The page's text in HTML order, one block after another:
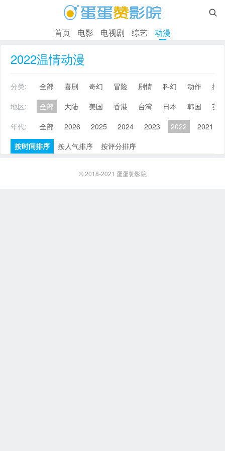

首页 电影 电视剧 综艺 动漫
2022温情动漫
分类: 全部 喜剧 奇幻 冒险 剧情 科幻 动作
搞
地区:
全部 大陆 美国 香港 台湾 日本 韩国
英
年代:
全部 2026 2025 2024 2023 2022 2021
按时间排序
按人气排序 按评分排序
© 2018-2021 蛋蛋赞影院